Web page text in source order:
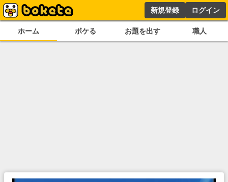
新規登録 ログイン
ホーム ボケる お題を出す 職人